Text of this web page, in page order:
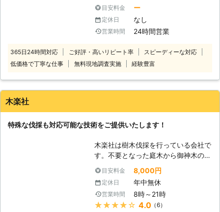
くする作業です。 ロープワークとも
よばれ、ロープで身体と木に繋いで作
業します。切った木はロープにくくっ
て地面に下ろすので、木が倒れたり落
下する心配はありません。 当店のス
タッフはロープ高所作業者の教育のほ
か、IRATAとよばれるロープアクセス
す。 <まとめてのご依頼で最大30％
が倒れてこないか心配」 「庭の複数
の木が伸びすぎて電線にかかりそう」
「竹林の伐採を依頼したい」 このよ
うに複数本の伐採のご依頼なら、本数
によって10～30％割引をおこなって
います。伐採したいときにはまとめて
任せを！ 伐採したい木があっても放
置していると、管理が行き届かず倒木
の危険があったり、ぐんぐん育って作
をプロに依頼したいと思ったら、お早
めにご依頼ください。 他店で断られ
い。やったことのない取り組みにも前
目安料金 ー
定休日 なし
営業時間 24時間営業
365日24時間対応 ご好評・高いリピート率
スピーディーな対応
低価格で丁寧な仕事
無料現地調査実施 経験豊富
木楽社
特殊な伐採も対応可能な技術をご提供いたします！
木楽社は樹木伐採を行っている会社で
す。不要となった庭木から御神木の伐
採もお任せいただけます。当社スタッ
フは伐採業務の経験が長く、技術も優
れておりますので、車が入らないよう
な狭いスペースでの伐採作業も素早く
行っていきます。木を処分したいけれ
目安料金 8,000円
定休日 年中無休
営業時間 8時～21時
★★★★★ 4.0（6）